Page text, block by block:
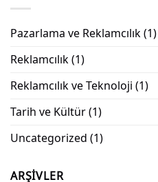
Pazarlama ve Reklamcılık(1)
Reklamcılık(1)
Reklamcılık ve Teknoloji (1)
Tarih ve Kültür(1)
Uncategorized (1)
ARŞIVLER